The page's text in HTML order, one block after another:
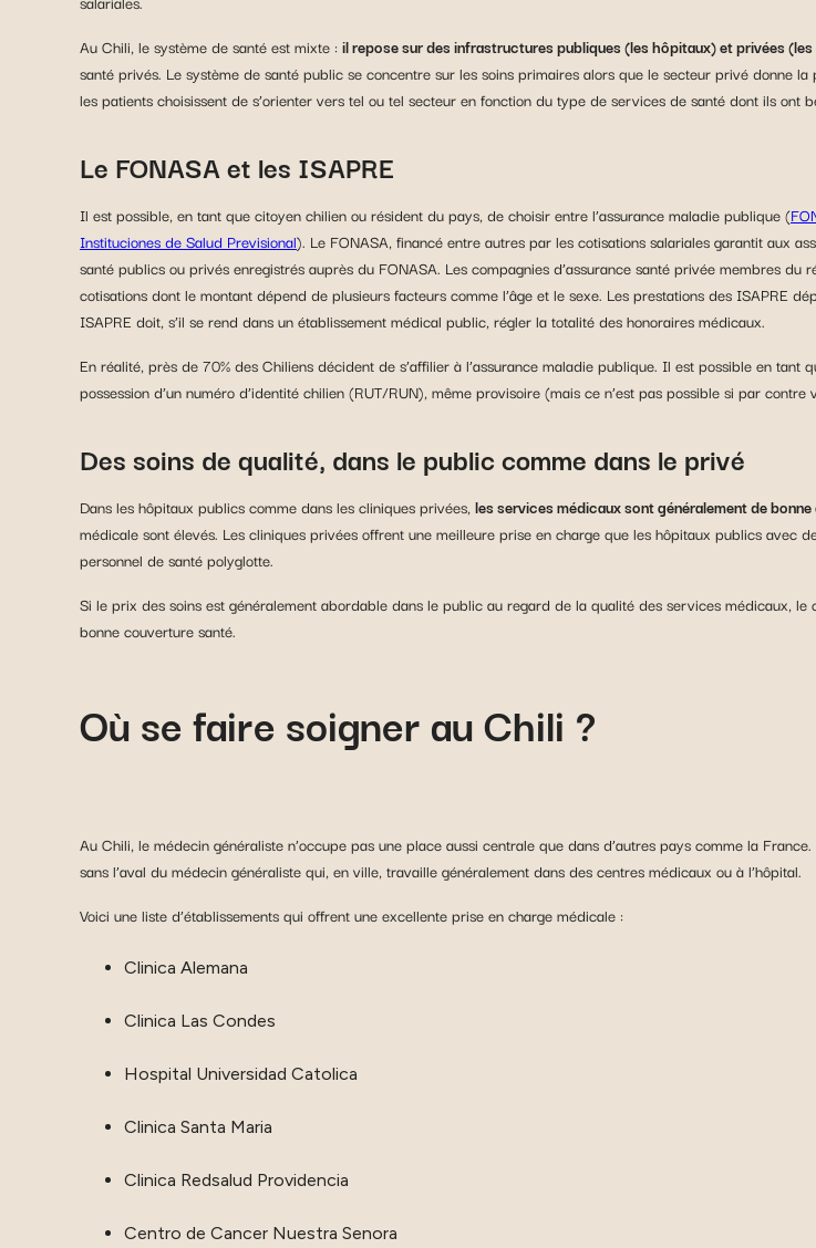
Au Chili, le système de santé est mixte :il repose sur des infrastructures publiques (les hôpitaux) et privées
santé privés. Le système de santé public se concentre sur les soins primaires alors que le secteur privé donne
les patients choisissent de s’orienter vers tel ou tel secteur en fonction du type de services de santé dont ils ont
Le FONASA et les ISAPRE
Il est possible, en tant que citoyen chilien ou résident du pays, de choisir entre l’assurance maladie publique (
Instituciones de Salud Previsional). Le FONASA, financé entre autres par les cotisations salariales garantit aux
santé publics ou privés enregistrés auprès du FONASA. Les compagnies d’assurance santé privée membres
cotisations dont le montant dépend de plusieurs facteurs comme l’âge et le sexe. Les prestations des ISAPRE
ISAPRE doit, s’il se rend dans un établissement médical public, régler la totalité des honoraires médicaux.
En réalité, près de 70% des Chiliens décident de s’affilier à l’assurance maladie publique. Il est possible en
possession d’un numéro d’identité chilien (RUT/RUN), même provisoire (mais ce n’est pas possible si par
Des soins de qualité, dans le public comme dans le privé
Dans les hôpitaux publics comme dans les cliniques privées,les services médicaux sont généralement de
médicale sont élevés. Les cliniques privées offrent une meilleure prise en charge que les hôpitaux publics avec
personnel de santé polyglotte.
Si le prix des soins est généralement abordable dans le public au regard de la qualité des services médicaux,
bonne couverture santé.
Où se faire soigner au Chili ?
Au Chili, le médecin généraliste n’occupe pas une place aussi centrale que dans d’autres pays comme la
sans l’aval du médecin généraliste qui, en ville, travaille généralement dans des centres médicaux ou à l’hôpital.
Voici une liste d’établissements qui offrent une excellente prise en charge médicale :
Clinica Alemana
Clinica Las Condes
Hospital Universidad Catolica
Clinica Santa Maria
Clinica Redsalud Providencia
Centro de Cancer Nuestra Senora